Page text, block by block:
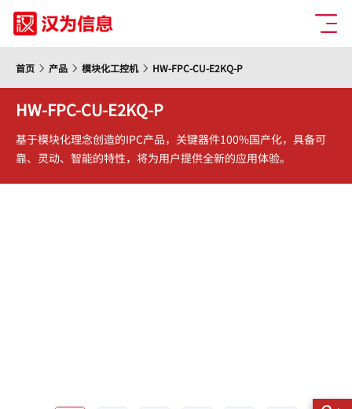
首页 产品 模块化工控机 HW-FPC-CU-E2KQ-P
HW-FPC-CU-E2KQ-P
基于模块化理念创造的IPC产品，关键器件100%国产化，具备可
靠、灵动、智能的特性，将为用户提供全新的应用体验。